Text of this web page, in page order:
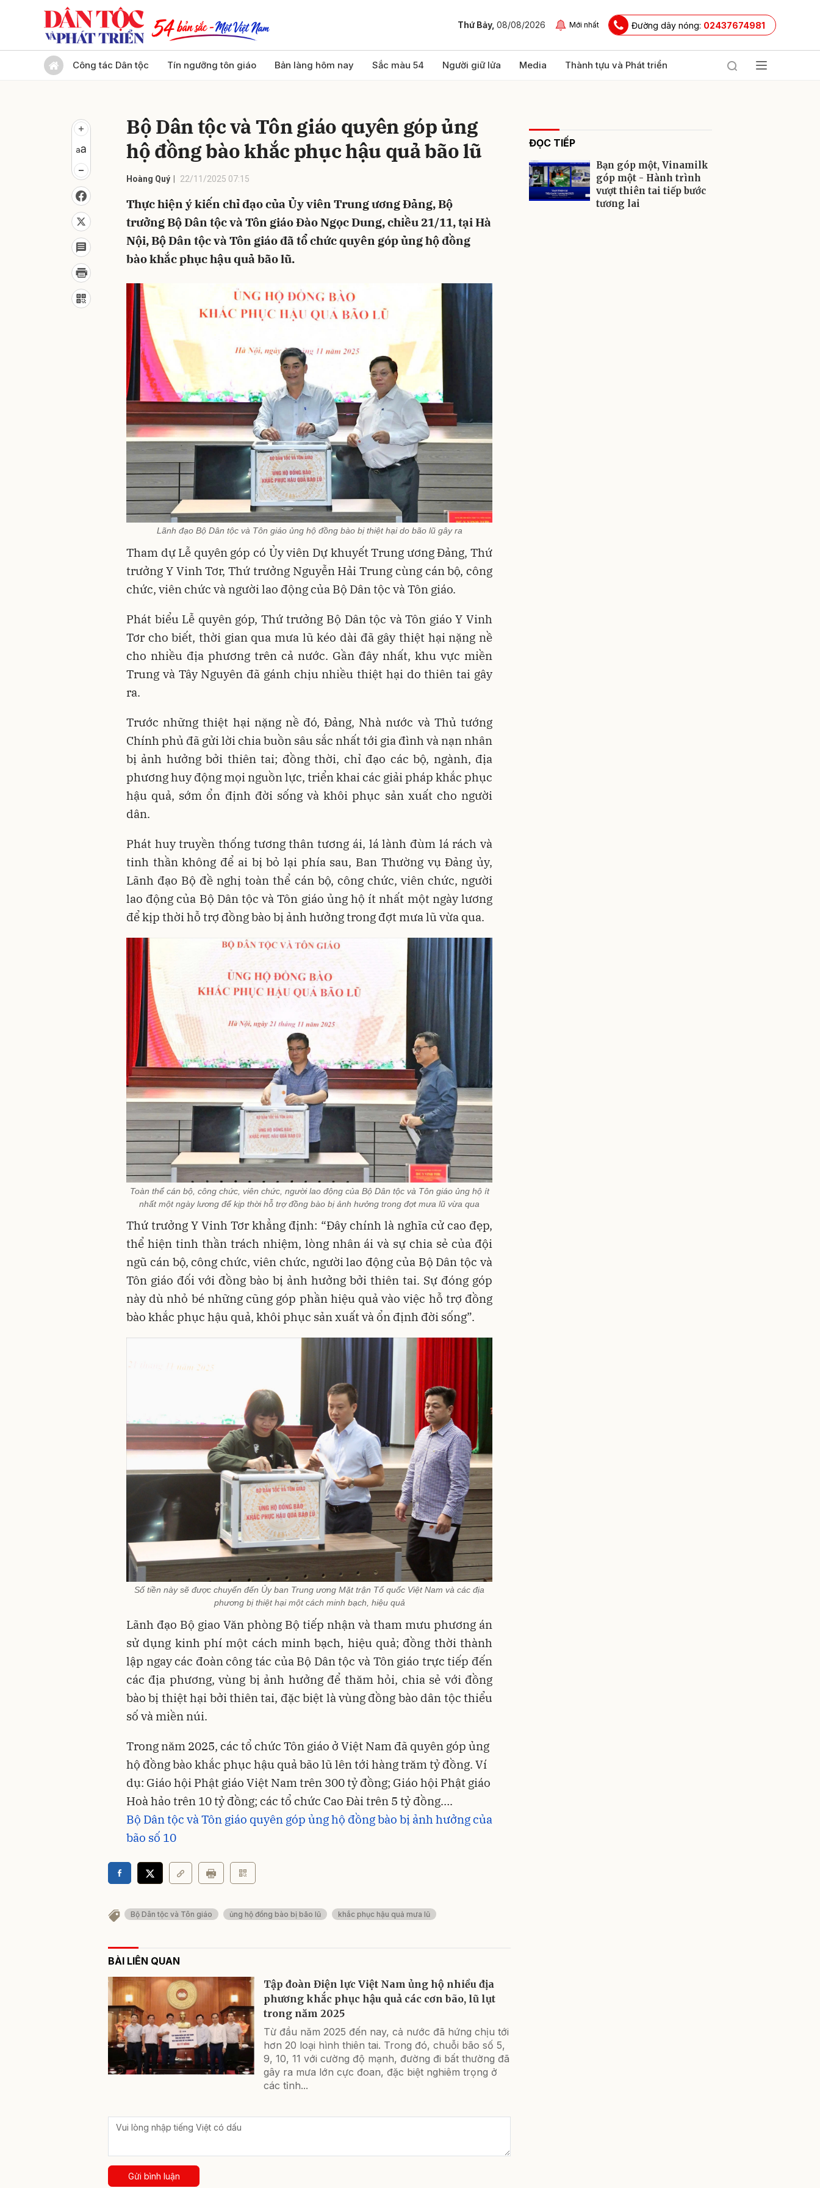
Thứ Bảy, 08/08/2026 Mới nhất Đường dây nóng: 02437674981
Công tác Dân tộc Tín ngưỡng tôn giáo Bản làng hôm nay Sắc màu 54 Người giữ lửa Media Thành tựu và Phát triển
Bộ Dân tộc và Tôn giáo quyên góp ủng
hộ đồng bào khắc phục hậu quả bão lũ
Hoàng Quý 22/11/2025 07:15
Thực hiện ý kiến chỉ đạo của Ủy viên Trung ương Đảng, Bộ
trưởng Bộ Dân tộc và Tôn giáo Đào Ngọc Dung, chiều 21/11, tại Hà
Nội, Bộ Dân tộc và Tôn giáo đã tổ chức quyên góp ủng hộ đồng
bào khắc phục hậu quả bão lũ.
Lãnh đạo Bộ Dân tộc và Tôn giáo ủng hộ đồng bào bị thiệt hại do bão lũ gây ra
Tham dự Lễ quyên gópcó Ủy viên Dự khuyết Trung ương Đảng,Thứ
trưởng Y Vinh Tơr, Thứ trưởng Nguyễn Hải Trung cùng cán bộ, công
chức, viên chức và người lao động của Bộ Dân tộc và Tôn giáo.
Phát biểu Lễ quyên góp, Thứ trưởng Bộ Dân tộc và Tôn giáo Y Vinh
Tơr cho biết, thời gian qua mưa lũ kéo dài đã gây thiệt hại nặng nề
cho nhiều địa phương trên cả nước. Gần đây nhất, khu vực miền
Trung và Tây Nguyên đã gánh chịu nhiều thiệt hại do thiên tai gây
ra.
Trước những thiệt hại nặng nề đó, Đảng, Nhà nước và Thủ tướng
Chính phủ đã gửi lời chia buồn sâu sắc nhất tới gia đình và nạn nhân
bị ảnh hưởng bởi thiên tai; đồng thời, chỉ đạo các bộ, ngành, địa
phương huy động mọi nguồn lực, triển khai các giải pháp khắc phục
hậu quả, sớm ổn định đời sống và khôi phục sản xuất cho người
dân.
Phát huy truyền thống tương thân tương ái, lá lành đùm lá rách và
tinh thần không để ai bị bỏ lại phía sau, Ban Thường vụ Đảng ủy,
Lãnh đạo Bộ đề nghị toàn thể cán bộ, công chức, viên chức, người
lao động của Bộ Dân tộc và Tôn giáo ủng hộ ít nhất một ngày lương
để kịp thời hỗ trợ đồng bào bị ảnh hưởng trong đợt mưa lũ vừa qua.
Toàn thể cán bộ, công chức, viên chức, người lao động của Bộ Dân tộc và Tôn giáo ủng hộ ít
nhất một ngày lương để kịp thời hỗ trợ đồng bào bị ảnh hưởng trong đợt mưa lũ vừa qua
Thứ trưởng Y Vinh Tơr khẳng định: “Đây chính là nghĩa cử cao đẹp,
thể hiện tinh thần trách nhiệm, lòng nhân ái và sự chia sẻ của đội
ngũ cán bộ, công chức, viên chức, người lao động của Bộ Dân tộc và
Tôn giáo đối với đồng bào bị ảnh hưởng bởi thiên tai. Sự đóng góp
này dù nhỏ bé những cũng góp phần hiệu quả vào việc hỗ trợ đồng
bào khắc phục hậu quả, khôi phục sản xuất và ổn định đời sống”.
Số tiền này sẽ được chuyển đến Ủy ban Trung ương Mặt trận Tổ quốc Việt Nam và các địa
phương bị thiệt hại một cách minh bạch, hiệu quả
Lãnh đạo Bộ giao Văn phòng Bộ tiếp nhận và tham mưu phương án
sử dụng kinh phí một cách minh bạch, hiệu quả; đồng thời thành
lập ngay các đoàn công tác của Bộ Dân tộc và Tôn giáo trực tiếp đến
các địa phương, vùng bị ảnh hưởng để thăm hỏi, chia sẻ với đồng
bào bị thiệt hại bởi thiên tai, đặc biệt là vùng đồng bào dân tộc thiểu
số và miền núi.
Trong năm 2025, các tổ chức Tôn giáo ở Việt Nam đã quyên góp ủng
hộ đồng bào khắc phục hậu quả bão lũ lên tới hàng trăm tỷ đồng. Ví
dụ: Giáo hội Phật giáo Việt Nam trên 300 tỷ đồng; Giáo hội Phật giáo
Hoà hảo trên 10 tỷ đồng; các tổ chức Cao Đài trên 5 tỷ đồng….
Bộ Dân tộc và Tôn giáo quyên góp ủng hộ đồng bào bị ảnh hưởng của
bão số 10
Bộ Dân tộc và Tôn giáo ủng hộ đồng bào bị bão lũ khắc phục hậu quả mưa lũ
BÀI LIÊN QUAN
Tập đoàn Điện lực Việt Nam ủng hộ nhiều địa
phương khắc phục hậu quả các cơn bão, lũ lụt
trong năm 2025
Từ đầu năm 2025 đến nay, cả nước đã hứng chịu tới
hơn 20 loại hình thiên tai. Trong đó, chuỗi bão số 5,
9, 10, 11 với cường độ mạnh, đường đi bất thường đã
gây ra mưa lớn cực đoan, đặc biệt nghiêm trọng ở
các tỉnh...
Gửi bình luận
ĐỌC TIẾP
Bạn góp một, Vinamilk
góp một - Hành trình
vượt thiên tai tiếp bước
tương lai
Gửi bình luận
Gửi